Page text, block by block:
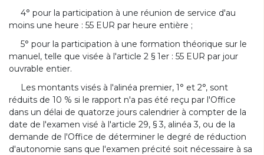
4° pour la participation à une réunion de service d'au
moins une heure : 55 EUR par heure entière ;
5° pour la participation à une formation théorique sur le
manuel, telle que visée à l'article 2 § 1er : 55 EUR par jour
ouvrable entier.
Les montants visés à l'alinéa premier, 1° et 2°, sont
réduits de 10 % si le rapport n'a pas été reçu par l'Office
dans un délai de quatorze jours calendrier à compter de la
date de l'examen visé à l'article 29, § 3, alinéa 3, ou de la
demande de l'Office de déterminer le degré de réduction
d'autonomie sans que l'examen précité soit nécessaire à sa